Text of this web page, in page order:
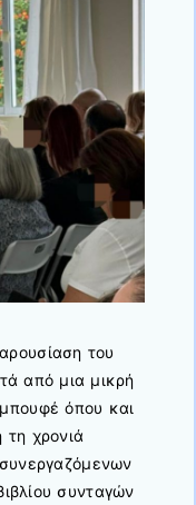
του
από μια μικρή
όπου και
τη χρονιά
συνταγών